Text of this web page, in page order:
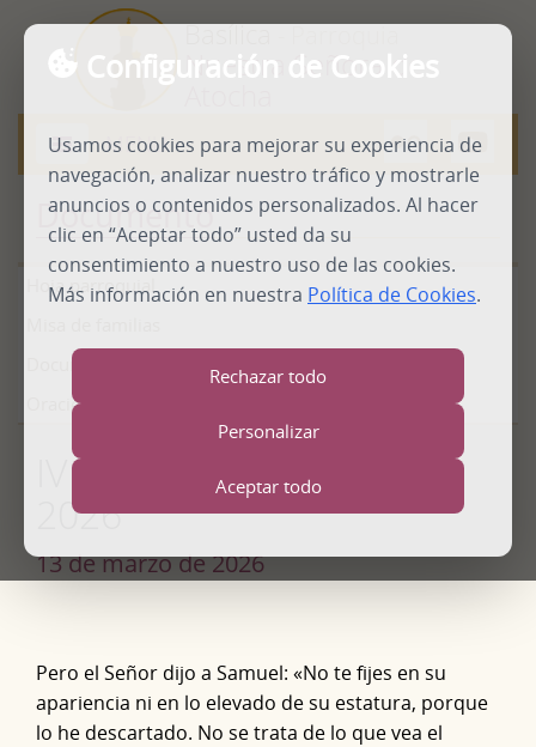
Configuración de Cookies
Usamos cookies para mejorar su experiencia de
navegación, analizar nuestro tráfico y mostrarle
anuncios o contenidos personalizados. Al hacer
clic en “Aceptar todo” usted da su
consentimiento a nuestro uso de las cookies.
Más información en nuestra Política de Cookies.
Rechazar todo
Personalizar
Aceptar todo
Basílica
Nuestra Señora de
Abrir
menú
MENU
Documento
Hoja parroquial
Documentos
Oraciones
IV Domingo Cuaresma
2026
13 de marzo de 2026
Pero el Señor dijo a Samuel: «No te fijes en su
apariencia ni en lo elevado de su estatura, porque
lo he descartado. No se trata de lo que vea el